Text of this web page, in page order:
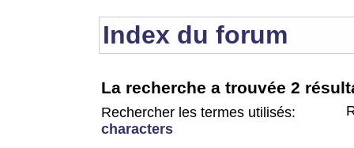
Index du forum
La recherche a trouvée 2
Rechercher les termes utilisés:
characters